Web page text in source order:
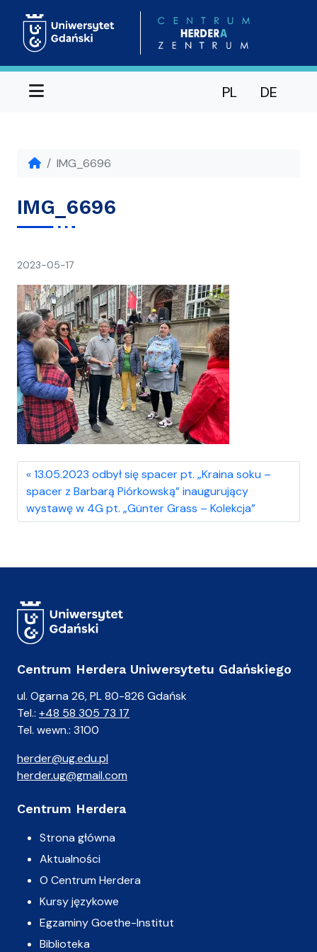
Menu PL DE
IMG_6696
IMG_6696
2023-05-17
13.05.2023 odbył się spacer pt. „Kraina soku –
spacer z Barbarą Piórkowską” inaugurujący
wystawę w 4G pt. „Günter Grass – Kolekcja”
Centrum Herdera Uniwersytetu Gdańskiego
ul. Ogarna 26, PL 80-826 Gdańsk
Tel.: +48 58 305 73 17
Tel. wewn.: 3100
herder@ug.edu.pl
herder.ug@gmail.com
Centrum Herdera
Strona główna
Aktualności
O Centrum Herdera
Kursy językowe
Egzaminy Goethe-Institut
Biblioteka